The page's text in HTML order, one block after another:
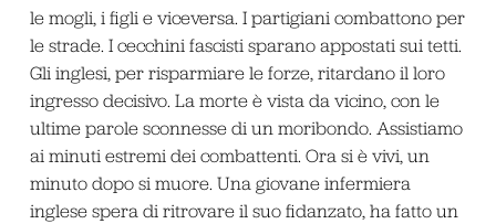
le mogli, i figli e viceversa. I partigiani combattono per
le strade. I cecchini fascisti sparano appostati sui tetti.
Gli inglesi, per risparmiare le forze, ritardano il loro
ingresso decisivo. La morte è vista da vicino, con le
ultime parole sconnesse di un moribondo. Assistiamo
ai minuti estremi dei combattenti. Ora si è vivi, un
minuto dopo si muore. Una giovane infermiera
inglese spera di ritrovare il suo fidanzato, ha fatto un